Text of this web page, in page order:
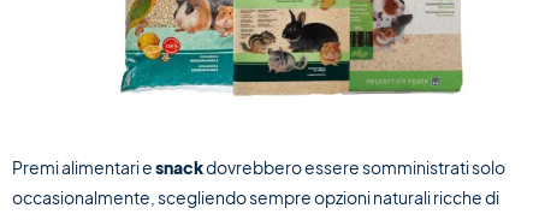
Premi alimentari esnackdovrebbero essere somministrati solo
occasionalmente, scegliendo sempre opzioni naturali ricche di